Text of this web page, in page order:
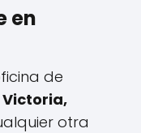
en
de
Victoria,
otra